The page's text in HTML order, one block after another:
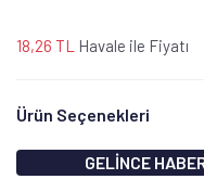
18,26 TL Havale ile Fiyatı
Ürün Seçenekleri
GELİNCE